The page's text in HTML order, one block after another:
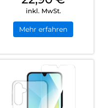
MagSafe Transparent
inkl. MwSt.
Mehr erfahren